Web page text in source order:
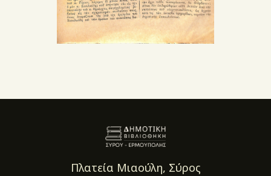
Πλατεία Μιαούλη, Σύρος